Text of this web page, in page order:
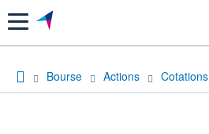
Menu
Bourse Actions Cotations